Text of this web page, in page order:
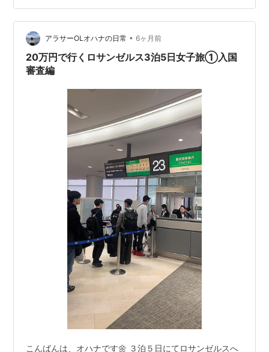
アラサーOLオハナの日常 • 6ヶ月前
20万円で行くロサンゼルス3泊5日女子旅①入国
審査編
こんばんは、オハナです🌼 ３泊５日にてロサンゼルスへ